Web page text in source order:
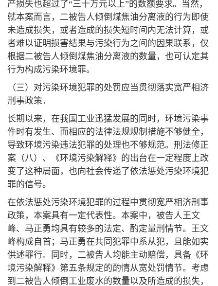
产损失也超过了“三十万元以上”的数额要求。当然，
就本案而言，二被告人倾倒煤焦油分离液的行为即使
未造成损失，或者造成的损失短时间内无法计算，或
者难以证明损害结果与污染行为之间的因果联系，仅
根据二被告人倾倒煤焦油分离液的数量，也可认定其
行为构成污染环境罪。
（三）对污染环境犯罪的处罚应当贯彻落实宽严相济
刑事政策．
长期以来，在我国工业迅猛发展的同时，环境污染事
件时有发生、而相应的法律法规规制措施不够健全，
导致环境污染违法犯罪的处理也不够规范。刑法修正
案（八）、《环境污染解释》的出台在一定程度上改
变了这种局面，也向社会传递了依法惩处污染环境犯
罪的信号。
在依法惩处污染环境犯罪的过程中贯彻宽严相济刑事
政策，本案具有一定代表性。本案中，被告人王文
峰、马正勇均具有较多的法定、酌定量刑情节。王文
峰构成自首；马正勇在共同犯罪中系从犯，且能如实
供述罪行。同时，二被告人均能主动赔偿，具备《环
境污染解释》第五条规定的酌情从宽处罚情节。考虑
到二被告人倾倒工业废水的数量以及所造成的损失，